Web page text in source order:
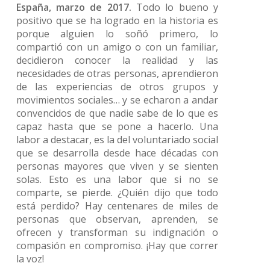
España, marzo de 2017. Todo lo bueno y
positivo que se ha logrado en la historia es
porque alguien lo soñó primero, lo
compartió con un amigo o con un familiar,
decidieron conocer la realidad y las
necesidades de otras personas, aprendieron
de las experiencias de otros grupos y
movimientos sociales… y se echaron a andar
convencidos de que nadie sabe de lo que es
capaz hasta que se pone a hacerlo. Una
labor a destacar, es la del voluntariado social
que se desarrolla desde hace décadas con
personas mayores que viven y se sienten
solas. Esto es una labor que si no se
comparte, se pierde. ¿Quién dijo que todo
está perdido? Hay centenares de miles de
personas que observan, aprenden, se
ofrecen y transforman su indignación o
compasión en compromiso. ¡Hay que correr
la voz!